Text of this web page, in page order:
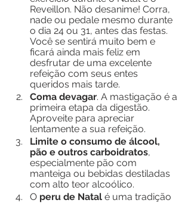
Reveillon. Não desanime! Corra,
nade ou pedale mesmo durante
o dia 24 ou 31, antes das festas.
Você se sentirá muito bem e
ficará ainda mais feliz em
desfrutar de uma excelente
refeição com seus entes
queridos mais tarde.
Coma devagar. A mastigação é a
primeira etapa da digestão.
Aproveite para apreciar
lentamente a sua refeição.
Limite o consumo de álcool,
pão e outros carboidratos,
especialmente pão com
manteiga ou bebidas destiladas
com alto teor alcoólico.
O peru de Natal é uma tradição